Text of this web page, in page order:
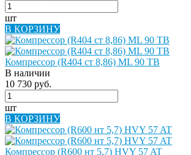
шт
В КОРЗИНУ
Компрессор (R404 ст 8,86) ML 90 TB
В наличии
10 730 руб.
шт
В КОРЗИНУ
Компрессор (R600 нт 5,7) HVY 57 AT